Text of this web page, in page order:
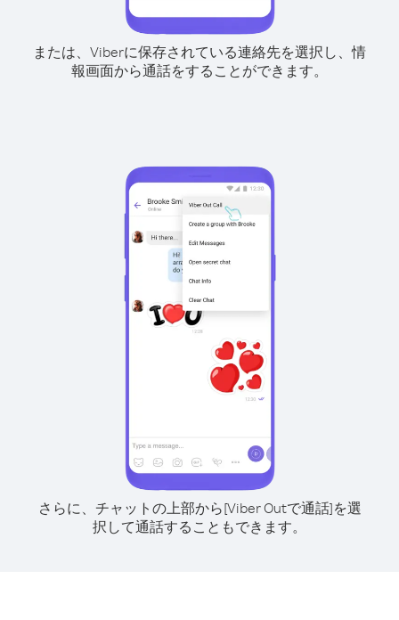
または、Viberに保存されている連絡先を選択し、情
報画面から通話をすることができます。
さらに、チャットの上部から[Viber Outで通話]を選
択して通話することもできます。